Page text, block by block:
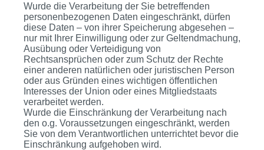
Wurde die Verarbeitung der Sie betreffenden
personenbezogenen Daten eingeschränkt, dürfen
diese Daten – von ihrer Speicherung abgesehen –
nur mit Ihrer Einwilligung oder zur Geltendmachung,
Ausübung oder Verteidigung von
Rechtsansprüchen oder zum Schutz der Rechte
einer anderen natürlichen oder juristischen Person
oder aus Gründen eines wichtigen öffentlichen
Interesses der Union oder eines Mitgliedstaats
verarbeitet werden.
Wurde die Einschränkung der Verarbeitung nach
den o.g. Voraussetzungen eingeschränkt, werden
Sie von dem Verantwortlichen unterrichtet bevor die
Einschränkung aufgehoben wird.